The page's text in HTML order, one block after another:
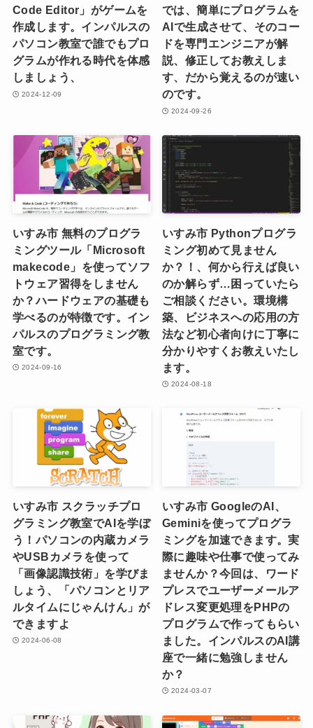
Code Editor」がゲームを
作成します。インパルスの
パソコン教室で誰でもプロ
グラムが作れる時代を体感
しましょう、
2024-12-09
では、簡単にプログラムを
AIで生成させて、そのコー
ドを専門エンジニアが解
説、修正してお教えしま
す、だから覚えるのが速い
のです。
2024-09-26
いすみ市 無料のプログラ
ミングツール「Microsoft
makecode」を使ってソフ
トウェア習得をしません
か？ハードウェアの基礎も
学べるのが特徴です。イン
パルスのプログラミング教
室です。
2024-09-16
いすみ市 Pythonプログラ
ミング初めて見ません
か？！、何から行えば良い
のか解らず…困っていたら
ご相談ください。環境構
築、ビジネスへの応用の方
法など初心者向けに丁寧に
分かりやすくお教えいたし
ます。
2024-08-18
いすみ市 スクラッチプロ
グラミング教室でAIを学ぼ
う！パソコンの内蔵カメラ
やUSBカメラを使って
「画像認識技術」を学びま
しょう、「パソコンとリア
ルタイムにじゃんけん」が
できますよ
2024-06-08
いすみ市 GoogleのAI、
Geminiを使ってプログラ
ミングを加速できます。実
際に趣味や仕事で使ってみ
ませんか？今回は、ワード
プレスでユーザーメールア
ドレス変更処理をPHPの
プログラムで作ってもらい
ました。インパルスのAI講
座で一緒に勉強しません
か？
2024-03-07